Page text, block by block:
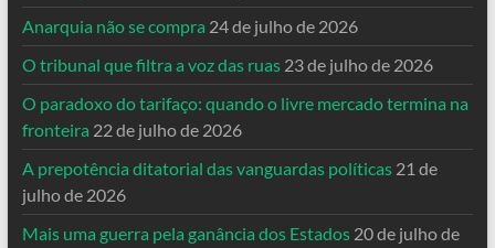
Anarquia não se compra 24 de julho de 2026
O tribunal que filtra a voz das ruas 23 de julho de 2026
O paradoxo do tarifaço: quando o livre mercado termina na
fronteira 22 de julho de 2026
A prepotência ditatorial das vanguardas políticas 21 de
julho de 2026
Mais uma guerra pela ganância dos Estados 20 de julho de